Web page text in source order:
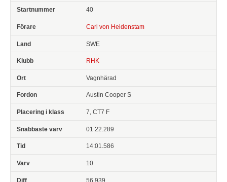
40
Carl von Heidenstam
SWE
RHK
Vagnhärad
Austin Cooper S
7, CT7 F
01:22.289
14:01.586
10
56.939